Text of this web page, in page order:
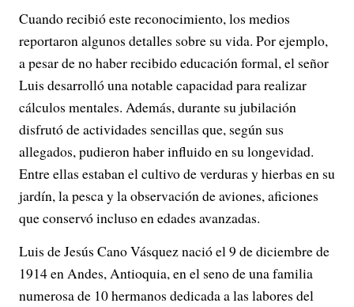
Cuando recibió este reconocimiento, los medios
reportaron algunos detalles sobre su vida. Por ejemplo,
a pesar de no haber recibido educación formal, el señor
Luis desarrolló una notable capacidad para realizar
cálculos mentales. Además, durante su jubilación
disfrutó de actividades sencillas que, según sus
allegados, pudieron haber influido en su longevidad.
Entre ellas estaban el cultivo de verduras y hierbas en su
jardín, la pesca y la observación de aviones, aficiones
que conservó incluso en edades avanzadas.
Luis de Jesús Cano Vásquez nació el 9 de diciembre de
1914 en Andes, Antioquia, en el seno de una familia
numerosa de 10 hermanos dedicada a las labores del